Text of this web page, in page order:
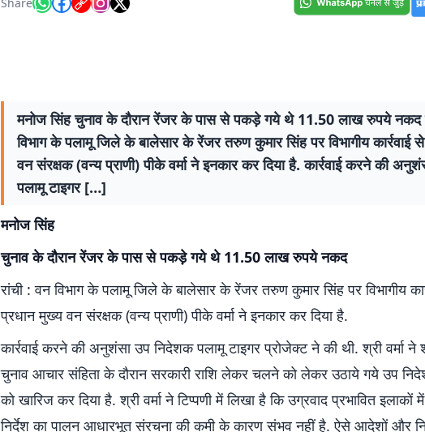
मनोज सिंह चुनाव के दौरान रेंजर के पास से पकड़े गये थे 11.50 लाख रुपये नकद
विभाग के पलामू जिले के बालेसार के रेंजर तरुण कुमार सिंह पर विभागीय कार्रवाई
वन संरक्षक (वन्य प्राणी) पीके वर्मा ने इनकार कर दिया है. कार्रवाई करने की
पलामू टाइगर […]
मनोज सिंह
चुनाव के दौरान रेंजर के पास से पकड़े गये थे 11.50 लाख रुपये नकद
रांची : वन विभाग के पलामू जिले के बालेसार के रेंजर तरुण कुमार सिंह पर विभागीय
प्रधान मुख्य वन संरक्षक (वन्य प्राणी) पीके वर्मा ने इनकार कर दिया है.
कार्रवाई करने की अनुशंसा उप निदेशक पलामू टाइगर प्रोजेक्ट ने की थी. श्री वर्मा ने
चुनाव आचार संहिता के दौरान सरकारी राशि लेकर चलने को लेकर उठाये गये उप
को खारिज कर दिया है. श्री वर्मा ने टिप्पणी में लिखा है कि उग्रवाद प्रभावित
निर्देश का पालन आधारभूत संरचना की कमी के कारण संभव नहीं है. ऐसे आदेशों और